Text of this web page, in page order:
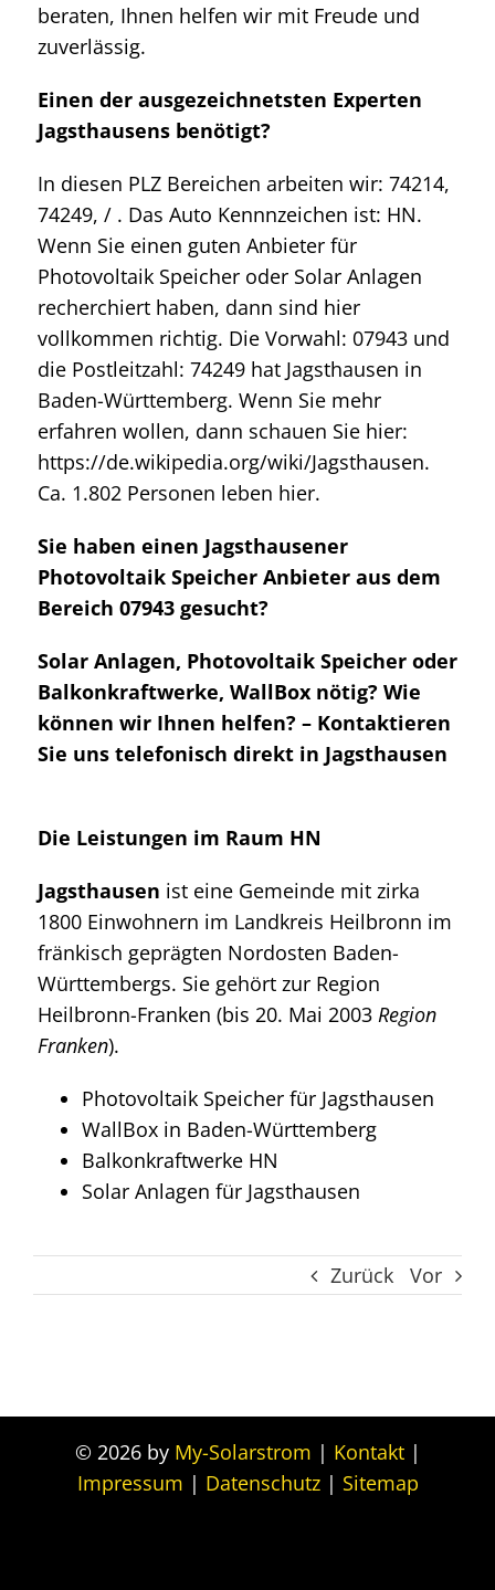
beraten, Ihnen helfen wir mit Freude und
zuverlässig.
Einen der ausgezeichnetsten Experten
Jagsthausens benötigt?
In diesen PLZ Bereichen arbeiten wir: 74214,
74249, / . Das Auto Kennnzeichen ist: HN.
Wenn Sie einen guten Anbieter für
Photovoltaik Speicher oder Solar Anlagen
recherchiert haben, dann sind hier
vollkommen richtig. Die Vorwahl: 07943 und
die Postleitzahl: 74249 hat Jagsthausen in
Baden-Württemberg. Wenn Sie mehr
erfahren wollen, dann schauen Sie hier:
https://de.wikipedia.org/wiki/Jagsthausen.
Ca. 1.802 Personen leben hier.
Sie haben einen Jagsthausener
Photovoltaik Speicher Anbieter aus dem
Bereich 07943 gesucht?
Solar Anlagen, Photovoltaik Speicher oder
Balkonkraftwerke, WallBox nötig? Wie
können wir Ihnen helfen? – Kontaktieren
Sie uns telefonisch direkt in Jagsthausen
Die Leistungen im Raum HN
Jagsthausen ist eine Gemeinde mit zirka
1800 Einwohnern im Landkreis Heilbronn im
fränkisch geprägten Nordosten Baden-
Württembergs. Sie gehört zur Region
Heilbronn-Franken (bis 20. Mai 2003 Region
Franken).
Photovoltaik Speicher für Jagsthausen
WallBox in Baden-Württemberg
Balkonkraftwerke HN
Solar Anlagen für Jagsthausen
Zurück Vor
© 2026 by My-Solarstrom | Kontakt|
Impressum | Datenschutz| Sitemap